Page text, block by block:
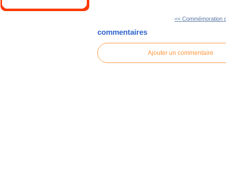
<< Commémoration
commentaires
Ajouter un commentaire